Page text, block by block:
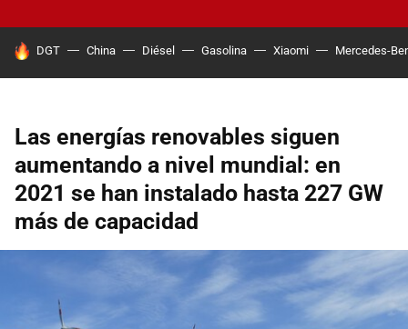
HOY SE HABLA DE
DGT China Diésel Gasolina Xiaomi Mercedes-
Las energías renovables siguen
aumentando a nivel mundial: en
2021 se han instalado hasta 227 GW
más de capacidad